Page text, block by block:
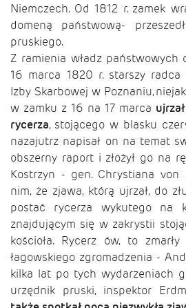
Niemczech. Od 1812 r. zamek
domeną państwową-
pruskiego.
Z ramienia władz państwowych
16 marca 1820 r. starszy radca
Izby Skarbowej w Poznaniu,
w zamku z 16 na 17 marca
rycerza, stojącego w blasku
nazajutrz napisał on na temat
obszerny raport i złożył go na
Kostrzyn - gen. Chrystiana von
nim, że zjawa, którą ujrzał, do
postać rycerza wykutego na
znajdującym się w zakrystii
kościoła. Rycerz ów, to
łagowskiego zgromadzenia -
kilka lat po tych wydarzeniach
urzędnik pruski, inspektor